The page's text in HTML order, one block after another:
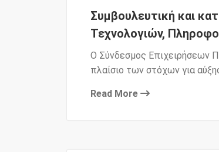
Συμβουλευτική και
Τεχνολογιών,
Ο Σύνδεσμος Επιχειρήσεων
πλαίσιο των στόχων για
Read More